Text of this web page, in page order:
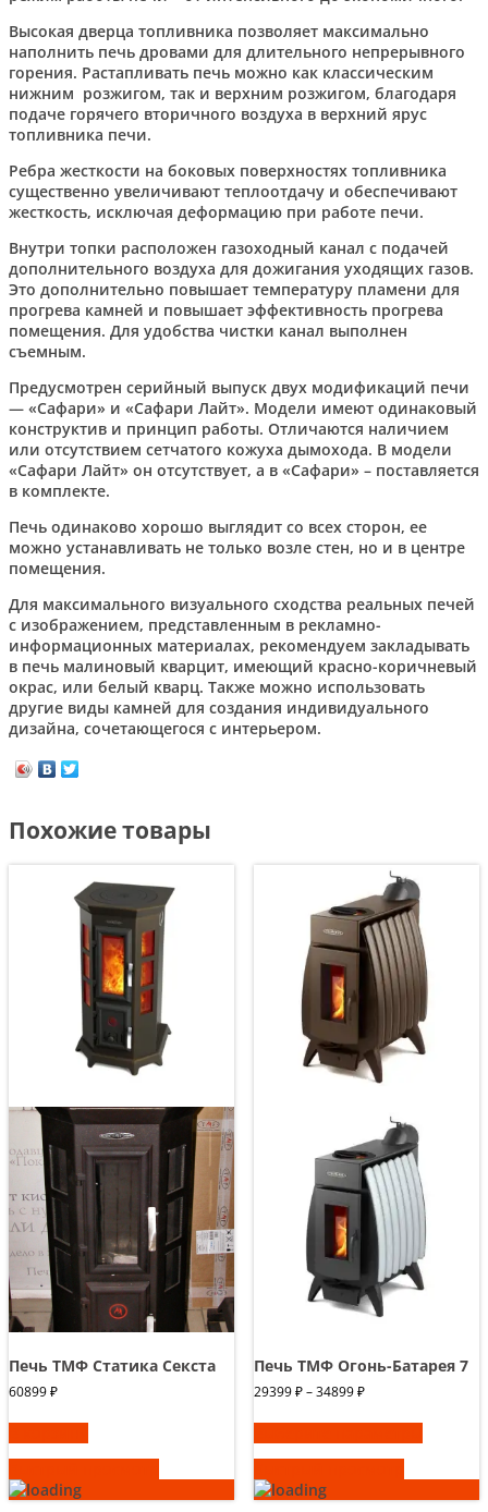
Высокая дверца топливника позволяет максимально
наполнить печь дровами для длительного непрерывного
горения. Растапливать печь можно как классическим
нижним розжигом, так и верхним розжигом, благодаря
подаче горячего вторичного воздуха в верхний ярус
топливника печи.
Ребра жесткости на боковых поверхностях топливника
существенно увеличивают теплоотдачу и обеспечивают
жесткость, исключая деформацию при работе печи.
Внутри топки расположен газоходный канал с подачей
дополнительного воздуха для дожигания уходящих газов.
Это дополнительно повышает температуру пламени для
прогрева камней и повышает эффективность прогрева
помещения. Для удобства чистки канал выполнен
съемным.
Предусмотрен серийный выпуск двух модификаций печи
— «Сафари» и «Сафари Лайт». Модели имеют одинаковый
конструктив и принцип работы. Отличаются наличием
или отсутствием сетчатого кожуха дымохода. В модели
«Сафари Лайт» он отсутствует, а в «Сафари» – поставляется
в комплекте.
Печь одинаково хорошо выглядит со всех сторон, ее
можно устанавливать не только возле стен, но и в центре
помещения.
Для максимального визуального сходства реальных печей
с изображением, представленным в рекламно-
информационных материалах, рекомендуем закладывать
в печь малиновый кварцит, имеющий красно-коричневый
окрас, или белый кварц. Также можно использовать
другие виды камней для создания индивидуального
дизайна, сочетающегося с интерьером.
Похожие товары
Печь ТМФ Статика Секста
60899₽
Печь ТМФ Огонь-Батарея 7
29399₽–34899₽Диапазон
29399 ₽
–
34899 ₽